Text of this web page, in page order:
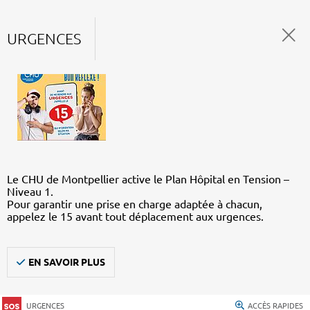
URGENCES
Le CHU de Montpellier active le Plan Hôpital en Tension –
Niveau 1.
Pour garantir une prise en charge adaptée à chacun,
appelez le 15 avant tout déplacement aux urgences.
EN SAVOIR PLUS
URGENCES ACCÈS RAPIDES